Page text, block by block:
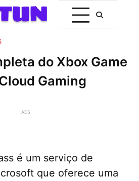
do Xbox Game
Gaming
ADS
é um serviço de
que oferece uma